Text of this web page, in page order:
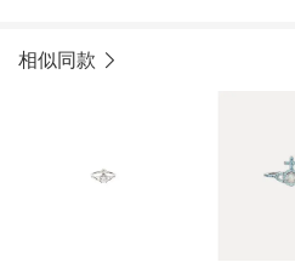
相似同款